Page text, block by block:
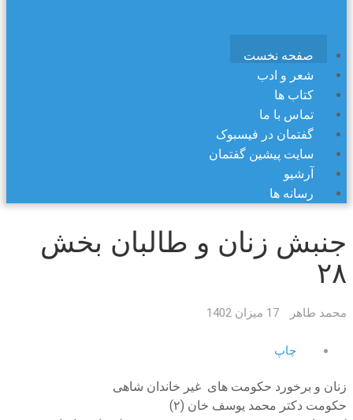
صفحه نخست
شعر و ادب
کتاب ها
تماس با ما
گفتمان در فیسبوک
سایت پیشین گفتمان
آرشیو
رسانه ها
جنبش زنان و طالبان بخش
۲۸
محمد طاهر 17 میزان 1402
چاپ
زنان و برخورد حکومت های غیر خاندان شاهی
حکومت دکتر محمد یوسف خان (۲)